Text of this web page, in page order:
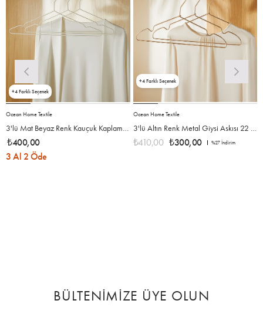
Ocean Home Textile
3'lü Mat Beyaz Renk Kauçuk Kaplamalı Metal Giysi Askısı 20.50 x 42 x 0.3 cm
₺400,00
3 Al 2 Öde
4
Ocean Home Textile
3'lü Altın Renk Metal Giysi Askısı 22 x 41 x 0.4 cm
₺300,00
₺410,00 %27 İndirim
4
BÜLTENİMİZE ÜYE OLUN